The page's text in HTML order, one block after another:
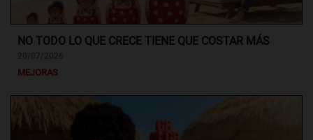
NO TODO LO QUE CRECE TIENE QUE COSTAR MÁS
MEJORAS